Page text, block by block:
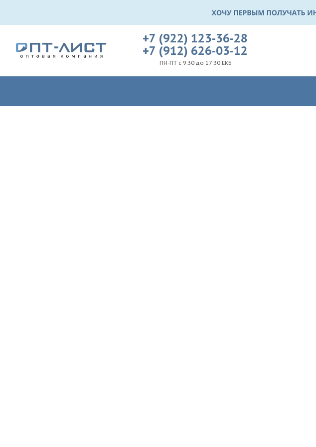
+7 (922) 123-36-28
+7 (912) 626-03-12
ПН-ПТ с 9:30 до 17:30 ЕКБ